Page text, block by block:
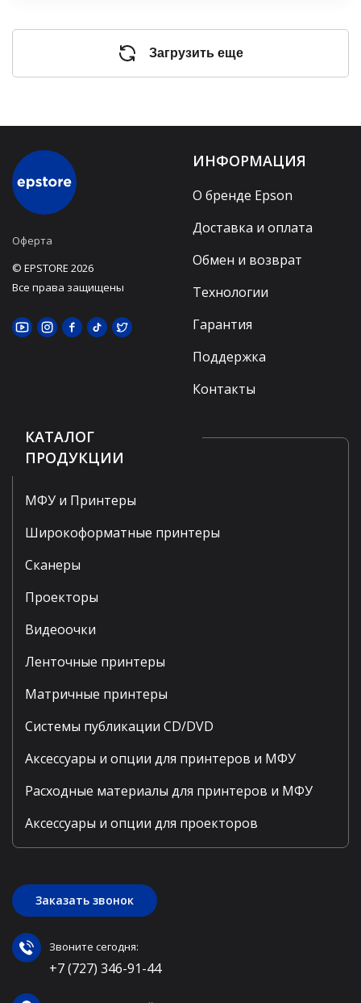
Загрузить еще
Оферта
© EPSTORE 2026
Все права защищены
ИНФОРМАЦИЯ
О бренде Epson
Доставка и оплата
Обмен и возврат
Технологии
Гарантия
Поддержка
Контакты
КАТАЛОГ
ПРОДУКЦИИ
МФУ и Принтеры
Широкоформатные принтеры
Сканеры
Проекторы
Видеоочки
Ленточные принтеры
Матричные принтеры
Системы публикации CD/DVD
Аксессуары и опции для принтеров и МФУ
Расходные материалы для принтеров и МФУ
Аксессуары и опции для проекторов
Заказать звонок
Звоните сегодня:
+7 (727) 346-91-44